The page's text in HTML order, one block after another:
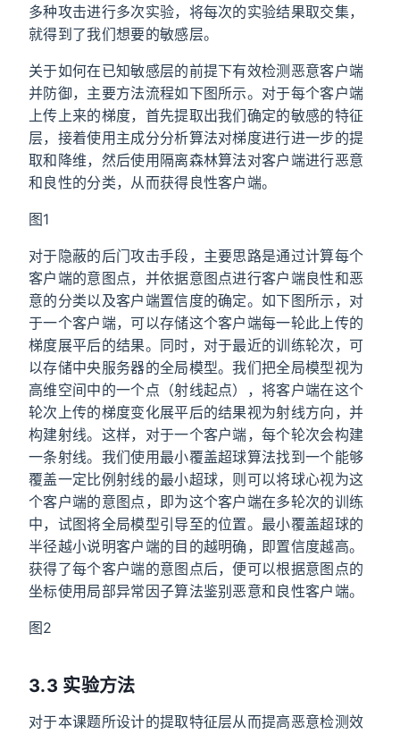
多种攻击进行多次实验，将每次的实验结果取交集，
就得到了我们想要的敏感层。
关于如何在已知敏感层的前提下有效检测恶意客户端
并防御，主要方法流程如下图所示。对于每个客户端
上传上来的梯度，首先提取出我们确定的敏感的特征
层，接着使用主成分分析算法对梯度进行进一步的提
取和降维，然后使用隔离森林算法对客户端进行恶意
和良性的分类，从而获得良性客户端。
图1
对于隐蔽的后门攻击手段，主要思路是通过计算每个
客户端的意图点，并依据意图点进行客户端良性和恶
意的分类以及客户端置信度的确定。如下图所示，对
于一个客户端，可以存储这个客户端每一轮此上传的
梯度展平后的结果。同时，对于最近的训练轮次，可
以存储中央服务器的全局模型。我们把全局模型视为
高维空间中的一个点（射线起点），将客户端在这个
轮次上传的梯度变化展平后的结果视为射线方向，并
构建射线。这样，对于一个客户端，每个轮次会构建
一条射线。我们使用最小覆盖超球算法找到一个能够
覆盖一定比例射线的最小超球，则可以将球心视为这
个客户端的意图点，即为这个客户端在多轮次的训练
中，试图将全局模型引导至的位置。最小覆盖超球的
半径越小说明客户端的目的越明确，即置信度越高。
获得了每个客户端的意图点后，便可以根据意图点的
坐标使用局部异常因子算法鉴别恶意和良性客户端。
图2
3.3 实验方法
对于本课题所设计的提取特征层从而提高恶意检测效